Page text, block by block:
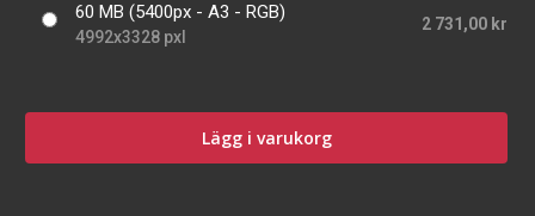
60 MB (5400px - A3 - RGB)
4992x3328 pxl
2 731,00 kr
Lägg i varukorg